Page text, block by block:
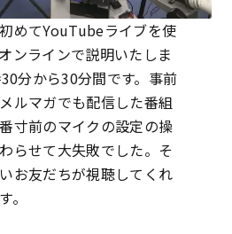
めてYouTubeライブを使
ンラインで説明いたしま
分から30分間です。事前
ルマガでも配信した番組
寸前のマイクの設定の操
らせて大失敗でした。そ
お友だちが視聴してくれ
。